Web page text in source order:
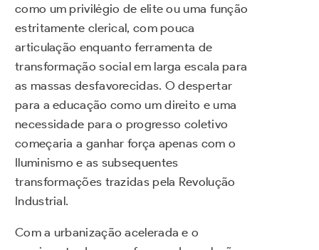
como um privilégio de elite ou uma função
estritamente clerical, com pouca
articulação enquanto ferramenta de
transformação social em larga escala para
as massas desfavorecidas. O despertar
para a educação como um direito e uma
necessidade para o progresso coletivo
começaria a ganhar força apenas com o
Iluminismo e as subsequentes
transformações trazidas pela Revolução
Industrial.
Com a urbanização acelerada e o